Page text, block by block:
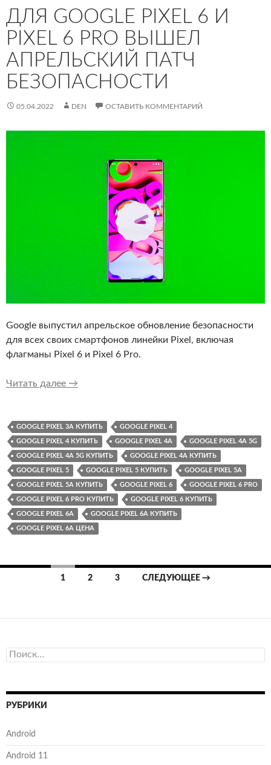
ДЛЯ GOOGLE PIXEL 6 И
PIXEL 6 PRO ВЫШЕЛ
АПРЕЛЬСКИЙ ПАТЧ
БЕЗОПАСНОСТИ
05.04.2022 DEN ОСТАВИТЬ КОММЕНТАРИЙ
Google выпустил апрельское обновление безопасности
для всех своих смартфонов линейки Pixel, включая
флагманы Pixel 6 и Pixel 6 Pro.
Читать далее Для Google Pixel 6 и Pixel 6 Pro вышел
→
GOOGLE PIXEL 3A КУПИТЬ GOOGLE PIXEL 4
GOOGLE PIXEL 4 КУПИТЬ GOOGLE PIXEL 4A GOOGLE PIXEL 4A 5G
GOOGLE PIXEL 4A 5G КУПИТЬ GOOGLE PIXEL 4A КУПИТЬ
GOOGLE PIXEL 5 GOOGLE PIXEL 5 КУПИТЬ GOOGLE PIXEL 5A
GOOGLE PIXEL 5A КУПИТЬ GOOGLE PIXEL 6 GOOGLE PIXEL 6 PRO
GOOGLE PIXEL 6 PRO КУПИТЬ GOOGLE PIXEL 6 КУПИТЬ
GOOGLE PIXEL 6A GOOGLE PIXEL 6A КУПИТЬ
GOOGLE PIXEL 6A ЦЕНА
Навигация
записям
1 2 3 СЛЕДУЮЩЕЕ →
Найти:
РУБРИКИ
Android
Android 11